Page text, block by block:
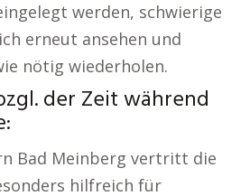
werden, schwierige
erneut ansehen und
nötig wiederholen.
der Zeit während
Bad Meinberg vertritt die
hilfreich für